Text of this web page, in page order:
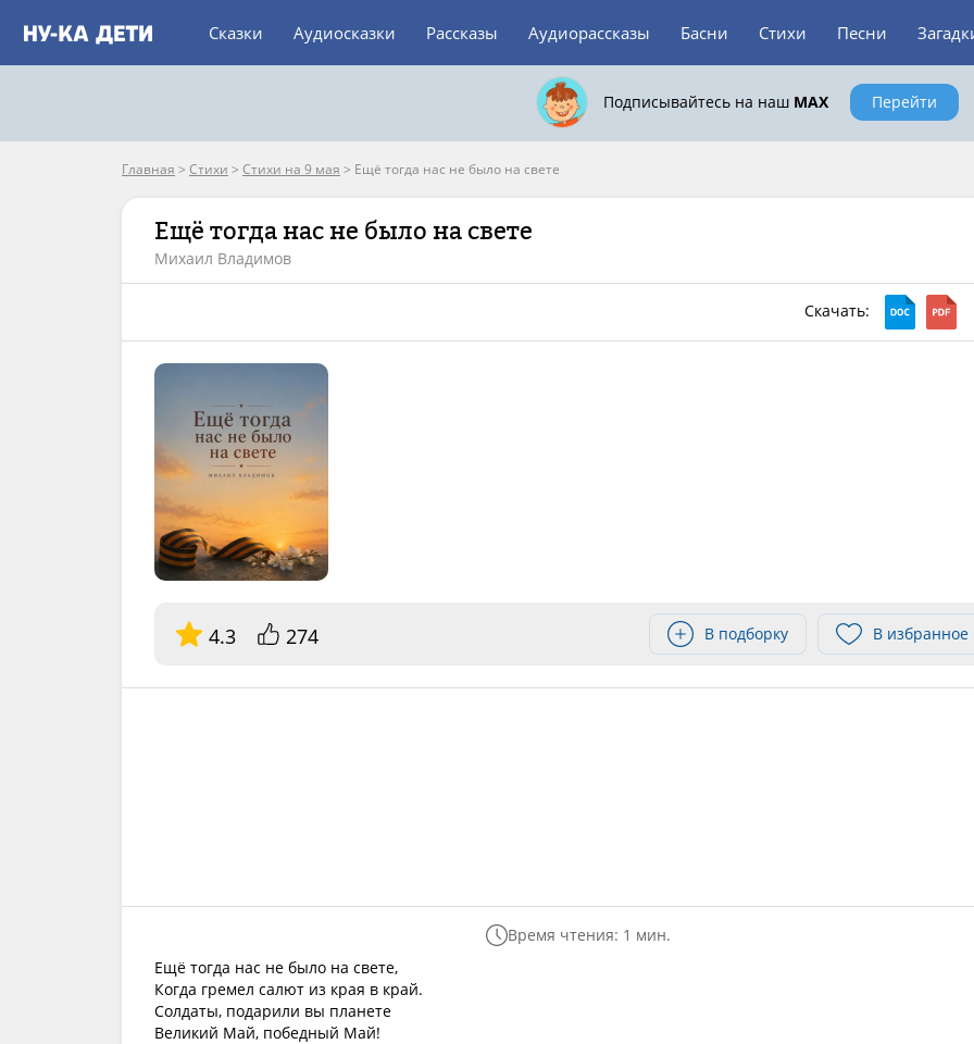
Сказки Аудиосказки Рассказы Аудиорассказы Басни Стихи Песни
Подписывайтесь на наш MAX Перейти
Главная > Стихи > Стихи на 9 мая > Ещё тогда нас не было на свете
Ещё тогда нас не было на свете
Михаил Владимов
Скачать:
4.3 274 В подборку В избранное
Время чтения: 1 мин.
Ещё тогда нас не было на свете,
Когда гремел салют из края в край.
Солдаты, подарили вы планете
Великий Май, победный Май!